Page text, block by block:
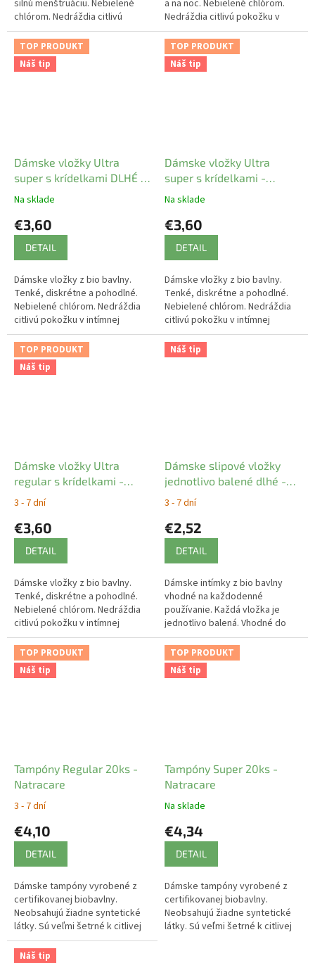
silnú menštruáciu. Nebielené
chlórom. Nedráždia citlivú
pokožku v intímnej oblasti.
Prírodný materiál umožňuje
pokožke...
a na noc. Nebielené chlórom.
Nedráždia citlivú pokožku v
intímnej oblasti. Prírodný
materiál umožňuje pokožke
dýchať.
TOP PRODUKT
Náš tip
Dámske vložky Ultra
super s krídelkami DLHÉ -
Natracare
Na sklade
€3,60
DETAIL
Dámske vložky z bio bavlny.
Tenké, diskrétne a pohodlné.
Nebielené chlórom. Nedráždia
citlivú pokožku v intímnej
oblasti. Prírodný materiál
umožňuje pokožke dýchať. 10
ks
TOP PRODUKT
Náš tip
Dámske vložky Ultra
super s krídelkami -
Natracare
Na sklade
€3,60
DETAIL
Dámske vložky z bio bavlny.
Tenké, diskrétne a pohodlné.
Nebielené chlórom. Nedráždia
citlivú pokožku v intímnej
oblasti. Prírodný materiál
umožňuje pokožke dýchať. 12
ks
TOP PRODUKT
Náš tip
Dámske vložky Ultra
regular s krídelkami -
Natracare
3 - 7 dní
€3,60
DETAIL
Dámske vložky z bio bavlny.
Tenké, diskrétne a pohodlné.
Nebielené chlórom. Nedráždia
citlivú pokožku v intímnej
oblasti. Prírodný materiál
umožňuje pokožke dýchať. 14
ks
Náš tip
Dámske slipové vložky
jednotlivo balené dlhé -
Natracare
3 - 7 dní
€2,52
DETAIL
Dámske intímky z bio bavlny
vhodné na každodenné
používanie. Každá vložka je
jednotlivo balená. Vhodné do
kabelky. Nedráždia citlivú
pokožku v intímnej oblasti.
TOP PRODUKT
Náš tip
Tampóny Regular 20ks -
Natracare
3 - 7 dní
€4,10
DETAIL
Dámske tampóny vyrobené z
certifikovanej biobavlny.
Neobsahujú žiadne syntetické
látky. Sú veľmi šetrné k citlivej
intímnej oblasti. Nebielené
chlórom. 20 ks
TOP PRODUKT
Náš tip
Tampóny Super 20ks -
Natracare
Na sklade
€4,34
DETAIL
Dámske tampóny vyrobené z
certifikovanej biobavlny.
Neobsahujú žiadne syntetické
látky. Sú veľmi šetrné k citlivej
Náš tip